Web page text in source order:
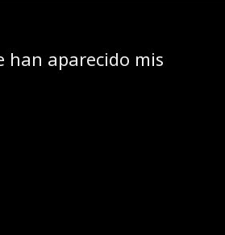
han aparecido mis